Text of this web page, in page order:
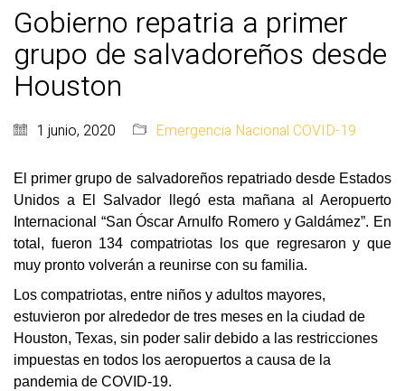
Gobierno repatria a primer
grupo de salvadoreños desde
Houston
1 junio, 2020 Emergencia Nacional COVID-19
El primer grupo de salvadoreños repatriado desde Estados
Unidos a El Salvador llegó esta mañana al Aeropuerto
Internacional “San Óscar Arnulfo Romero y Galdámez”. En
total, fueron 134 compatriotas los que regresaron y que
muy pronto volverán a reunirse con su familia.
Los compatriotas, entre niños y adultos mayores,
estuvieron por alrededor de tres meses en la ciudad de
Houston, Texas, sin poder salir debido a las restricciones
impuestas en todos los aeropuertos a causa de la
pandemia de COVID-19.